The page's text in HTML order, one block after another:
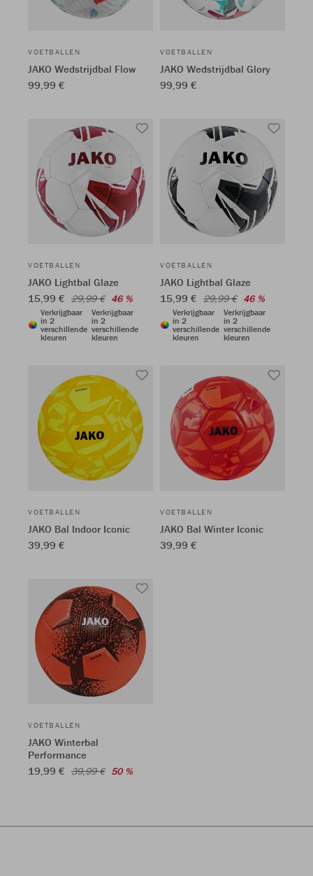
VOETBALLEN
JAKO Wedstrijdbal Flow
99,99 €
VOETBALLEN
JAKO Wedstrijdbal Glory
99,99 €
VOETBALLEN
JAKO Lightbal Glaze
15,99 € 29,99 € 46 %
Verkrijgbaar
in 2
verschillende
kleuren
Verkrijgbaar
in 2
verschillende
kleuren
VOETBALLEN
JAKO Lightbal Glaze
15,99 € 29,99 € 46 %
Verkrijgbaar
in 2
verschillende
kleuren
Verkrijgbaar
in 2
verschillende
kleuren
VOETBALLEN
JAKO Bal Indoor Iconic
39,99 €
VOETBALLEN
JAKO Bal Winter Iconic
39,99 €
VOETBALLEN
JAKO Winterbal
Performance
19,99 € 39,99 € 50 %